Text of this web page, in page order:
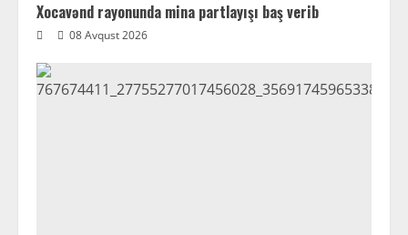
Xocavənd rayonunda mina partlayışı baş verib
08 Avqust 2026